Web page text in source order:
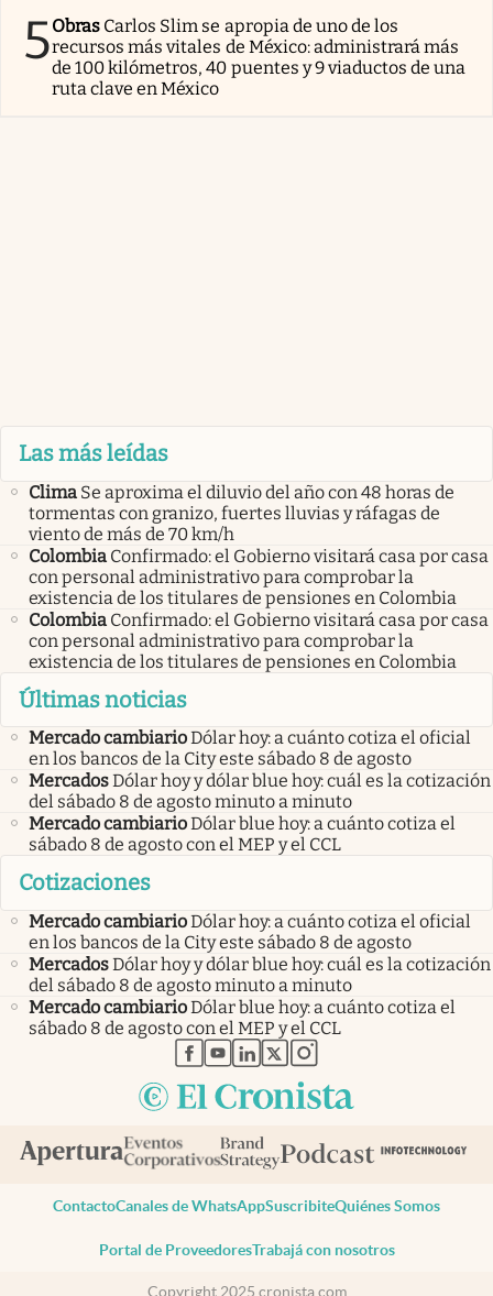
5Obras Carlos Slim se apropia de uno de los
recursos más vitales de México: administrará más
de 100 kilómetros, 40 puentes y 9 viaductos de una
ruta clave en México
Las más leídas
Clima Se aproxima el diluvio del año con 48 horas de
tormentas con granizo, fuertes lluvias y ráfagas de
viento de más de 70 km/h
Colombia Confirmado: el Gobierno visitará casa por casa
con personal administrativo para comprobar la
existencia de los titulares de pensiones en Colombia
Colombia Confirmado: el Gobierno visitará casa por casa
con personal administrativo para comprobar la
existencia de los titulares de pensiones en Colombia
Últimas noticias
Mercado cambiarioDólar hoy: a cuánto cotiza el oficial
en los bancos de la City este sábado 8 de agosto
MercadosDólar hoy y dólar blue hoy: cuál es la cotización
del sábado 8 de agosto minuto a minuto
Mercado cambiarioDólar blue hoy: a cuánto cotiza el
sábado 8 de agosto con el MEP y el CCL
Cotizaciones
Mercado cambiarioDólar hoy: a cuánto cotiza el oficial
en los bancos de la City este sábado 8 de agosto
MercadosDólar hoy y dólar blue hoy: cuál es la cotización
del sábado 8 de agosto minuto a minuto
Mercado cambiarioDólar blue hoy: a cuánto cotiza el
sábado 8 de agosto con el MEP y el CCL
abre en nueva pestaña
abre en nueva pestaña
abre en nueva pestaña
abre en nueva pestaña
abre en nueva pestaña
ContactoCanales de WhatsAppSuscribiteQuiénes Somos
Portal de ProveedoresTrabajá con nosotros
Copyright 2025 cronista.com